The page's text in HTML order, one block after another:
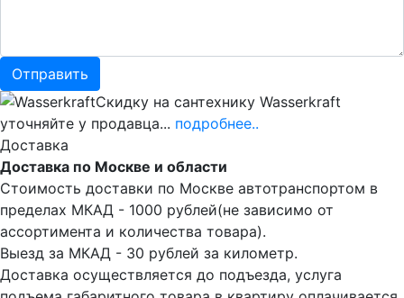
Скидку на сантехнику Wasserkraft
уточняйте у продавца... подробнее..
Доставка
Доставка по Москве и области
Стоимость доставки по Москве автотранспортом в
пределах МКАД - 1000 рублей(не зависимо от
ассортимента и количества товара).
Выезд за МКАД - 30 рублей за километр.
Доставка осуществляется до подъезда, услуга